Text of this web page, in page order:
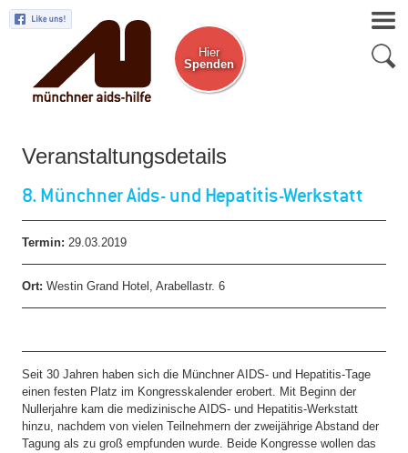
Hier
Spenden
Veranstaltungsdetails
8. Münchner Aids- und Hepatitis-Werkstatt
Termin: 29.03.2019
Ort: Westin Grand Hotel, Arabellastr. 6
Seit 30 Jahren haben sich die Münchner AIDS- und Hepatitis-Tage
einen festen Platz im Kongresskalender erobert. Mit Beginn der
Nullerjahre kam die medizinische AIDS- und Hepatitis-Werkstatt
hinzu, nachdem von vielen Teilnehmern der zweijährige Abstand der
Tagung als zu groß empfunden wurde. Beide Kongresse wollen das